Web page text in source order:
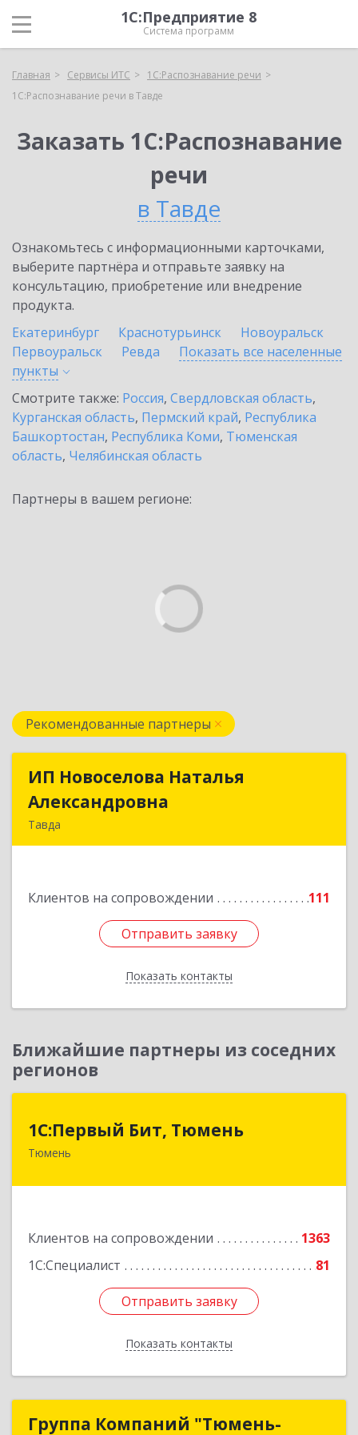
1С:Предприятие 8
Система программ
Главная Сервисы ИТС
1С:Распознавание речи
1С:Распознавание речи в Тавде
Заказать 1С:Распознавание
речи
в Тавде
Ознакомьтесь с информационными карточками,
выберите партнёра и отправьте заявку на
консультацию, приобретение или внедрение
продукта.
Екатеринбург
Краснотурьинск
Новоуральск
Первоуральск
Ревда
Показать все населенные
пункты
Смотрите также: Россия, Свердловская область,
Курганская область, Пермский край, Республика
Башкортостан, Республика Коми, Тюменская
область, Челябинская область
Партнеры в вашем регионе:
Рекомендованные партнеры
ИП Новоселова Наталья
Александровна
Тавда
Клиентов на сопровождении 111
Отправить заявку
Показать контакты
ИП Новоселова Наталья
Подробнее
Отправить заявку
Назад
Ближайшие партнеры из соседних
регионов
1С:Первый Бит, Тюмень
Тюмень
Клиентов на сопровождении
1363
1С:Специалист
81
Отправить заявку
Показать контакты
1С:Первый Бит, Тюмень
625000, Тюменская обл, Тюмень г, Республики
Отправить заявку
Назад
Группа Компаний "Тюмень-
Группа Компаний "Тюмень-